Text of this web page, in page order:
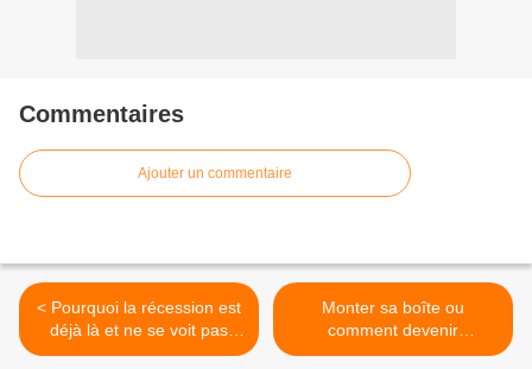
Commentaires
Ajouter un commentaire
< Pourquoi la récession est
déjà là et ne se voit pas
(encore) ? » | L'édito de
Monter sa boîte ou
comment devenir
millionnaire avec trois